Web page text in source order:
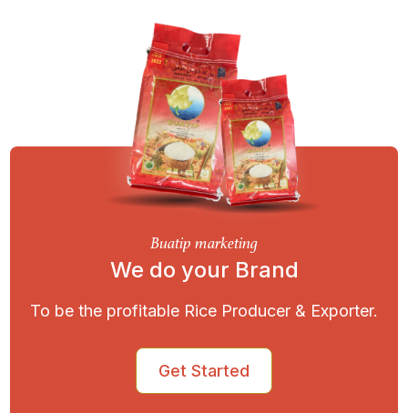
Buatip marketing
We do your Brand
To be the profitable Rice Producer & Exporter.
Get Started